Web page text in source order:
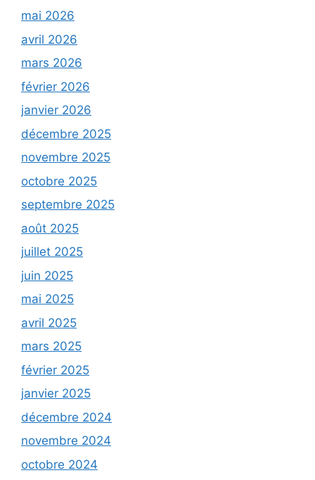
mai 2026
avril 2026
mars 2026
février 2026
janvier 2026
décembre 2025
novembre 2025
octobre 2025
septembre 2025
août 2025
juillet 2025
juin 2025
mai 2025
avril 2025
mars 2025
février 2025
janvier 2025
décembre 2024
novembre 2024
octobre 2024